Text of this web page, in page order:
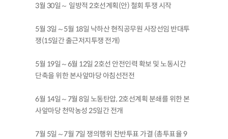
3월 30일～ 일방적 2호선계획(안) 철회 투쟁 시작
5월 3일～5월 18일 낙하산 현직공무원 사장선임 반대투
쟁(15일간 출근저지투쟁 전개)
5월 19일～6월 12일 2호선 안전인력 확보 및 노동시간
단축을 위한 본사앞마당 아침선전전
6월 14일～7월 8일 노동탄압, 2호선계획 분쇄를 위한 본
사앞마당 천막농성 25일간 전개
7월 5일～7월 7일 쟁의행위 찬반투표 가결 (총투표율 9